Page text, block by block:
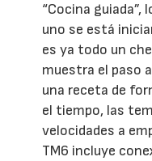
“Cocina
uno se está
es ya todo un
muestra el paso
una receta de
el tiempo, las
velocidades a
TM6 incluye